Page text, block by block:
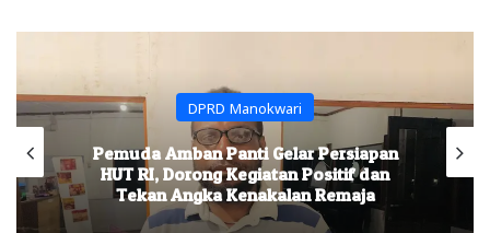
DPRD Manokwari
Pemuda Amban Panti Gelar Persiapan
HUT RI, Dorong Kegiatan Positif dan
Tekan Angka Kenakalan Remaja